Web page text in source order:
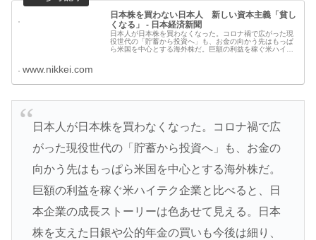
日本株を買わない日本人 新しい資本主義「貧し
くなる」 - 日本経済新聞
日本人が日本株を買わなくなった。コロナ禍で広がった現
役世代の「貯蓄から投資へ」も、お金の向かう先はもっぱ
ら米国を中心とする海外株だ。巨額の利益を稼ぐ米ハイテ
www.nikkei.com
日本人が日本株を買わなくなった。コロナ禍で広
がった現役世代の「貯蓄から投資へ」も、お金の
向かう先はもっぱら米国を中心とする海外株だ。
巨額の利益を稼ぐ米ハイテク企業と比べると、日
本企業の成長ストーリーは色あせて見える。日本
株を支えた日銀や公的年金の買いも今後は細り、